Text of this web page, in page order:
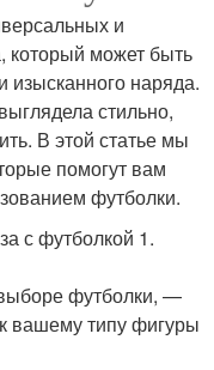
и
который может быть
изысканного наряда.
стильно,
В этой статье мы
помогут вам
футболки.
с футболкой 1.
футболки, —
вашему типу фигуры